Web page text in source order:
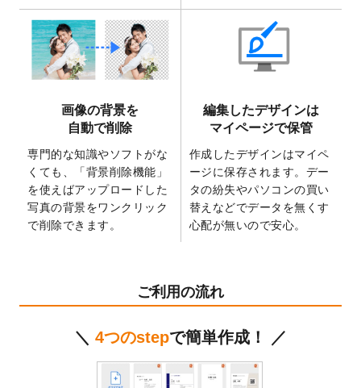
テンプレートを公開いたしました。
2025/6/9
「背景削除機能
」を実装しました。
2025/4/3
DMのデザインテンプレートを追加しまし
た。
を追加しました。
マスキングテープのデザインテンプレート
を追加しました。
2025/1/15
配置できるデータ形式が増えました。
（pdf、psd、eps、tifに対応）
2024/12/24
2025年版4月始まりのカレンダーデザイン
箔押し年賀状のデザインテンプレート
ステッカーのデザインテンプレート
しました。
2025年巳年の年賀状デザインテンプレート
画像の背景を
自動で削除
専門的な知識やソフトがな
くても、「背景削除機能」
を使えばアップロードした
写真の背景をワンクリック
で削除できます。
編集したデザインは
マイページで保管
作成したデザインはマイペ
ージに保存されます。デー
タの紛失やパソコンの買い
替えなどでデータを無くす
心配が無いので安心。
ご利用の流れ
＼ 4つのstepで簡単作成！ ／